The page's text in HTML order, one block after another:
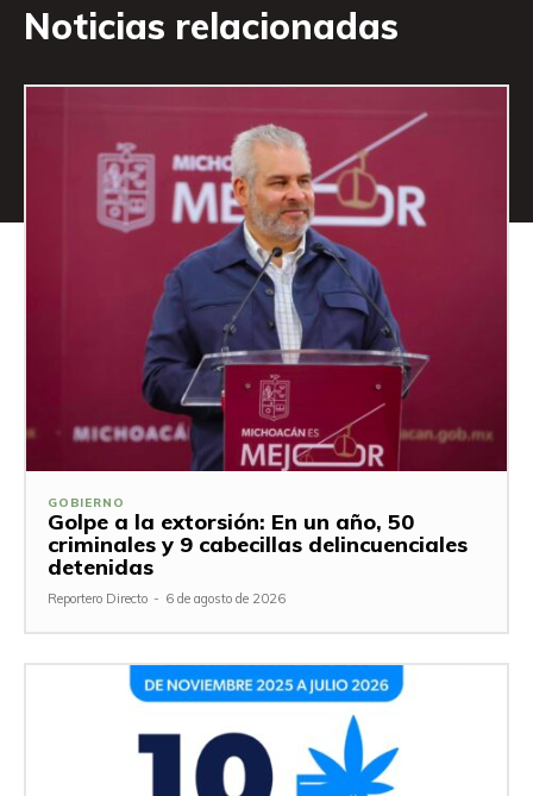
Noticias relacionadas
GOBIERNO
Golpe a la extorsión: En un año, 50
criminales y 9 cabecillas delincuenciales
detenidas
Reportero Directo - 6 de agosto de 2026